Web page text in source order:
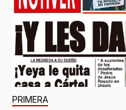
PRIMERA